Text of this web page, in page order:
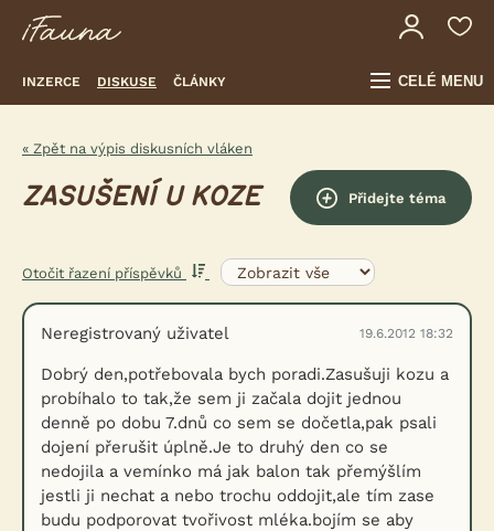
INZERCE DISKUSE ČLÁNKY CELÉ MENU
« Zpět na výpis diskusních vláken
ZASUŠENÍ U KOZE Přidejte téma
Otočit řazení příspěvků
Neregistrovaný uživatel 19.6.2012 18:32
Dobrý den,potřebovala bych poradi.Zasušuji kozu a
probíhalo to tak,že sem ji začala dojit jednou
denně po dobu 7.dnů co sem se dočetla,pak psali
dojení přerušit úplně.Je to druhý den co se
nedojila a vemínko má jak balon tak přemýšlím
jestli ji nechat a nebo trochu oddojit,ale tím zase
budu podporovat tvořivost mléka.bojím se aby